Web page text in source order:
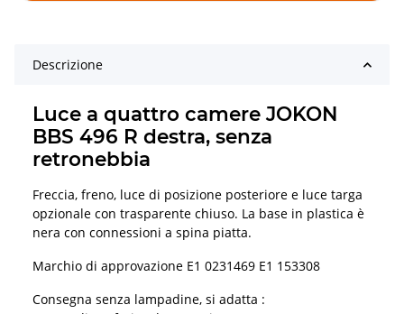
Descrizione
Luce a quattro camere JOKON
BBS 496 R destra, senza
retronebbia
Freccia, freno, luce di posizione posteriore e luce targa
opzionale con trasparente chiuso. La base in plastica è
nera con connessioni a spina piatta.
Marchio di approvazione E1 0231469 E1 153308
Consegna senza lampadine, si adatta :